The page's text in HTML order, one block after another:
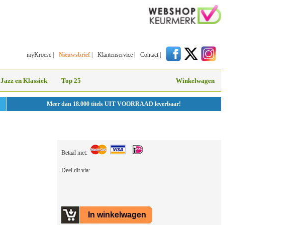
myKroese Nieuwsbrief Klantenservice Contact
Jazz en Klassiek Top 25 Winkelwagen
Meer dan 18.000 titels UIT VOORRAAD leverbaar!
Betaal met:
Deel dit via: